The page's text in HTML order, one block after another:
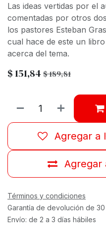
Las ideas vertidas por el
comentadas por otros
los pastores Esteban
cual hace de este un
acerca del tema.
$151,84 $189,81
Agregar
Agregar a
Términos y condiciones
Garantía de devolución de 30
Envío: de 2 a 3 días hábiles